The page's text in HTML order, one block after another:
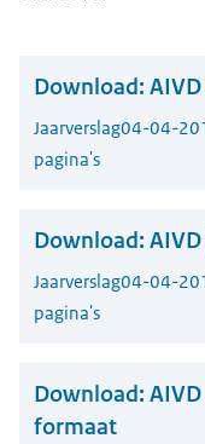
Download:
Jaarverslag04-04-
pagina's
Download:
Jaarverslag04-04-
pagina's
Download:
formaat